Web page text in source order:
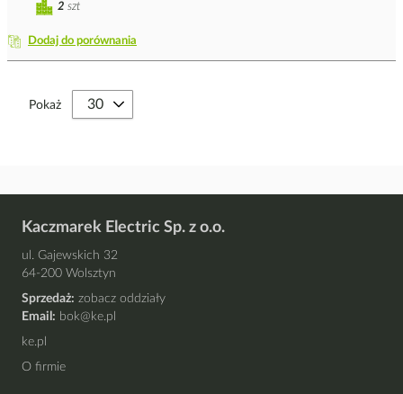
Dodaj do porównania
2 szt
Pokaż
Kaczmarek Electric Sp. z o.o.
ul. Gajewskich 32
64-200 Wolsztyn
Sprzedaż: zobacz oddziały
Email: bok@ke.pl
ke.pl
O firmie